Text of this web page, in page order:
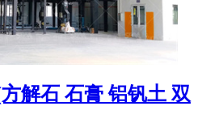
解石 石膏 铝钒土 双